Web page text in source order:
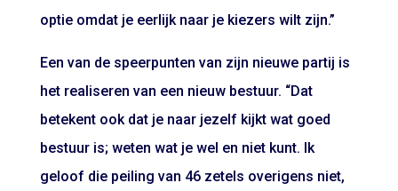
optie omdat je eerlijk naar je kiezers wilt zijn.”
Een van de speerpunten van zijn nieuwe partij is
het realiseren van een nieuw bestuur. “Dat
betekent ook dat je naar jezelf kijkt wat goed
bestuur is; weten wat je wel en niet kunt. Ik
geloof die peiling van 46 zetels overigens niet,